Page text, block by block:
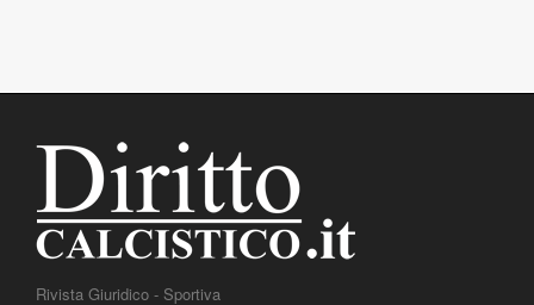
Rivista Giuridico - Sportiva